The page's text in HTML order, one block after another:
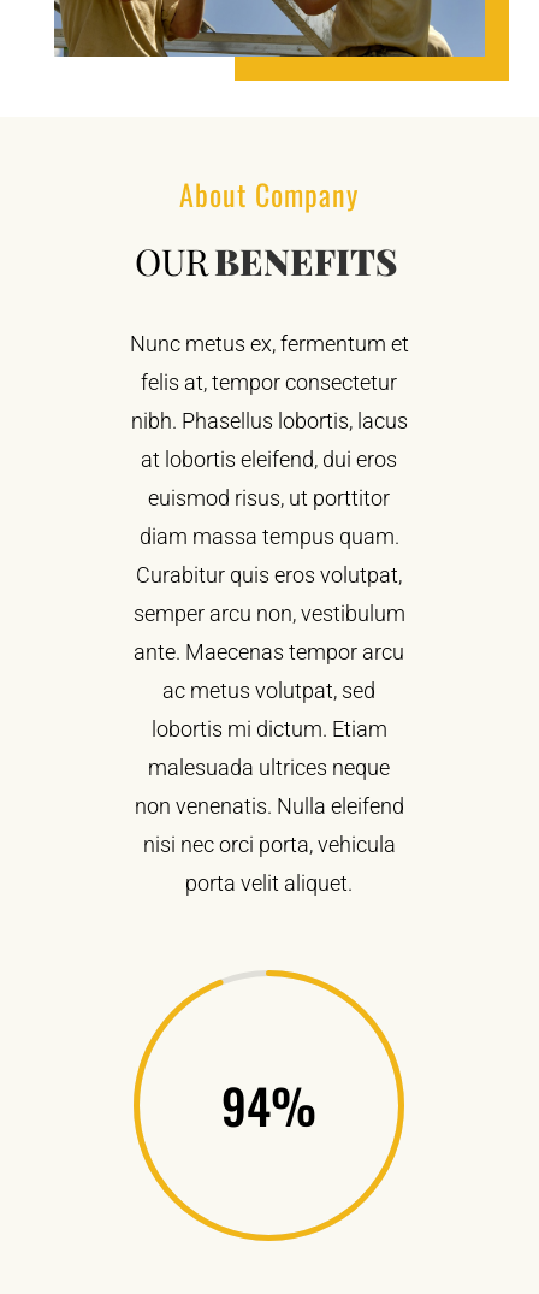
About Company
OURBENEFITS
Nunc metus ex, fermentum et
felis at, tempor consectetur
nibh. Phasellus lobortis, lacus
at lobortis eleifend, dui eros
euismod risus, ut porttitor
diam massa tempus quam.
Curabitur quis eros volutpat,
semper arcu non, vestibulum
ante. Maecenas tempor arcu
ac metus volutpat, sed
lobortis mi dictum. Etiam
malesuada ultrices neque
non venenatis. Nulla eleifend
nisi nec orci porta, vehicula
porta velit aliquet.
94%